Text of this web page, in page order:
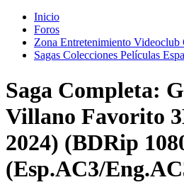
Inicio
Foros
Zona Entretenimiento Videoclub
Sagas Colecciones Películas
Saga Completa:
Villano Favorito
2024) (BDRip
(Esp.AC3/